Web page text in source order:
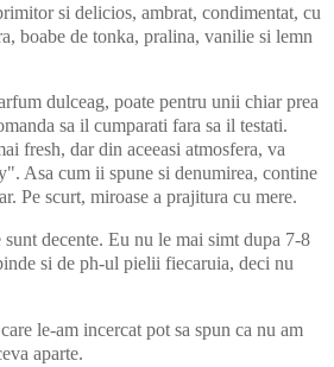
si delicios, ambrat, condimentat, cu
boabe de tonka, pralina, vanilie si lemn
dulceag, poate pentru unii chiar prea
sa il cumparati fara sa il testati.
fresh, dar din aceeasi atmosfera, va
Asa cum ii spune si denumirea, contine
Pe scurt, miroase a prajitura cu mere.
decente. Eu nu le mai simt dupa 7-8
si de ph-ul pielii fiecaruia, deci nu
le-am incercat pot sa spun ca nu am
aparte.